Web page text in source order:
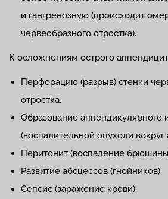
и гангренозную (происходит
червеобразного отростка).
К осложнениям острого
Перфорацию (разрыв) стенки
отростка.
Образование аппендикулярного
(воспалительной опухоли вокруг
Перитонит (воспаление
Развитие абсцессов (гнойников).
Сепсис (заражение крови).